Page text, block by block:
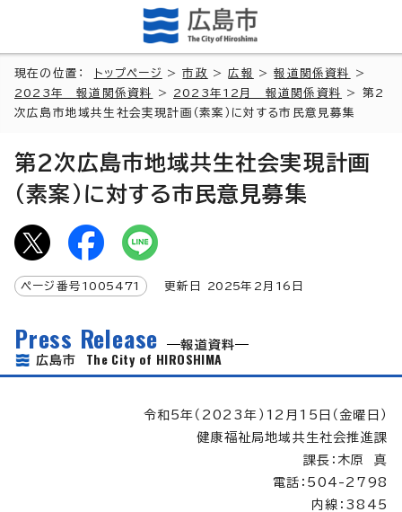
現在の位置： トップページ >市政 >広報 >報道関係資料
>
2023年 報道関係資料
> 2023年12月 報道関係資料
> 第2
次広島市地域共生社会実現計画（素案）に対する市民意見募集
第2次広島市地域共生社会実現計画
（素案）に対する市民意見募集
ページ番号 1005471 更新日 2025年2月 16 日
Press Release
報道資料
広島市 The City of HIROSHIMA
令和5年（2023年）12月15日（金曜日）
健康福祉局地域共生社会推進課
課長：木原 真
電話：504-2798
内線：3845